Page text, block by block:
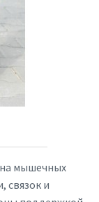
мышечных
связок и